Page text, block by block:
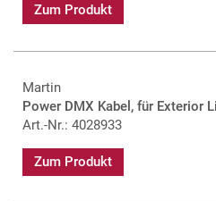
Zum Produkt
Martin
Power DMX Kabel, für Exterior
Art.-Nr.: 4028933
Zum Produkt